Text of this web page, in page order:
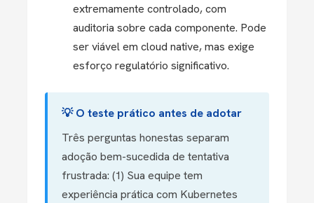
extremamente controlado, com
auditoria sobre cada componente. Pode
ser viável em cloud native, mas exige
esforço regulatório significativo.
💡 O teste prático antes de adotar
Três perguntas honestas separam
adoção bem-sucedida de tentativa
frustrada: (1) Sua equipe tem
experiência prática com Kubernetes